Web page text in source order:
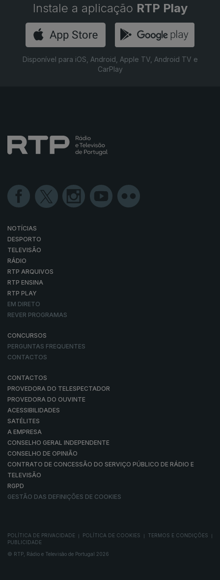
Instale a aplicação RTP Play
Disponível para iOS, Android, Apple TV, Android TV e
CarPlay
NOTÍCIAS
DESPORTO
TELEVISÃO
RÁDIO
RTP ARQUIVOS
RTP ENSINA
RTP PLAY
EM DIRETO
REVER PROGRAMAS
CONCURSOS
PERGUNTAS FREQUENTES
CONTACTOS
CONTACTOS
PROVEDORA DO TELESPECTADOR
PROVEDORA DO OUVINTE
ACESSIBILIDADES
SATÉLITES
A EMPRESA
CONSELHO GERAL INDEPENDENTE
CONSELHO DE OPINIÃO
CONTRATO DE CONCESSÃO DO SERVIÇO PÚBLICO DE RÁDIO E
TELEVISÃO
RGPD
GESTÃO DAS DEFINIÇÕES DE COOKIES
POLÍTICA DE PRIVACIDADE POLÍTICA DE COOKIES TERMOS E CONDIÇÕES
PUBLICIDADE
© RTP, Rádio e Televisão de Portugal 2026